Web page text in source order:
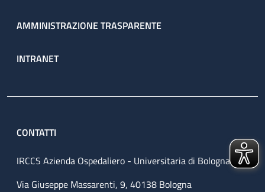
AMMINISTRAZIONE TRASPARENTE
INTRANET
CONTATTI
IRCCS Azienda Ospedaliero - Universitaria di Bologna
Via Giuseppe Massarenti, 9, 40138 Bologna